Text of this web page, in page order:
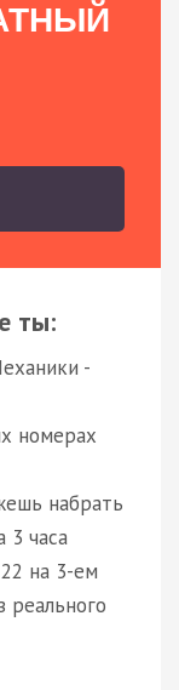
ты:
-
номерах
набрать
3 часа
на 3-ем
реального